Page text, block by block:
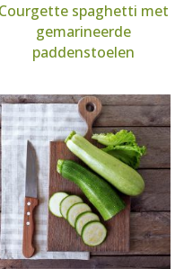
Courgette spaghetti met
gemarineerde
paddenstoelen